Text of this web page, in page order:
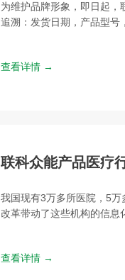
为维护品牌形象，即日起
追溯：发货日期，产品型号
查看详情 →
联科众能产品医疗
我国现有3万多所医院，5
改革带动了这些机构的信息
查看详情 →